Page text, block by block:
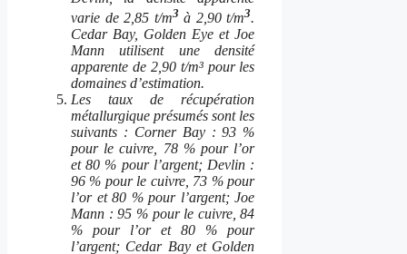
varie de 2,85 t/m3 à 2,90 t/m3.
Cedar Bay, Golden Eye et Joe
Mann utilisent une densité
apparente de 2,90 t/m³ pour les
domaines d’estimation.
Les taux de récupération
métallurgique présumés sont les
suivants : Corner Bay : 93 %
pour le cuivre, 78 % pour l’or
et 80 % pour l’argent; Devlin :
96 % pour le cuivre, 73 % pour
l’or et 80 % pour l’argent; Joe
Mann : 95 % pour le cuivre, 84
% pour l’or et 80 % pour
l’argent; Cedar Bay et Golden